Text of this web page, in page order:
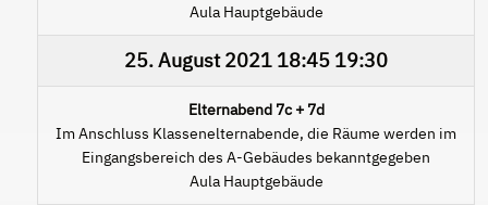
Aula Hauptgebäude
25. August 2021 18:45 19:30
Elternabend 7c + 7d
Im Anschluss Klassenelternabende, die Räume werden im
Eingangsbereich des A-Gebäudes bekanntgegeben
Aula Hauptgebäude